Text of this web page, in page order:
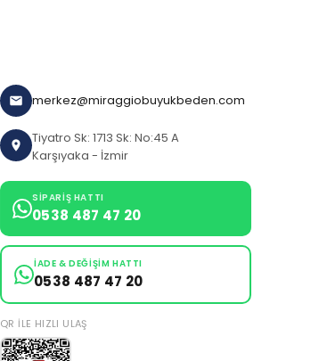
merkez@miraggiobuyukbeden.com
Tiyatro Sk: 1713 Sk: No:45 A
Karşıyaka - İzmir
SIPARIŞ HATTI
0538 487 47 20
İADE & DEĞIŞIM HATTI
0538 487 47 20
QR ILE HIZLI ULAŞ